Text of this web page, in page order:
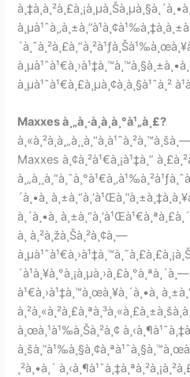
à¸µà¹ˆà¹€à¸£à¸µà¸¢à¸à¸§à¹ˆà¸²
Maxxes à¸„à¸·à¸­à¸­à¸°à¹„à¸£?
Maxxes à¸¢à¸²à¹€à¸¡à¹‡à¸”
´à¸•à¸
à¸´à¸•à¸
à¸ à¸²à¸žà¸Šà¸²à¸¢à¸—
à¹€à¸›à¹‡à¸™à¸œà¸¥à¸´à¸•à¸
à¸œà¸¹à¹‰à¸Šà¸²à¸¢
¸²à¸•à¸´